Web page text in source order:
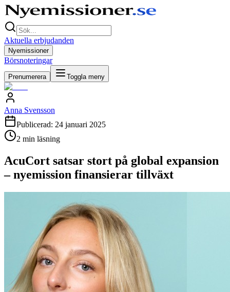
Aktuella erbjudanden
Nyemissioner
Börsnoteringar
Prenumerera Toggla meny
Anna Svensson
Publicerad: 24 januari 2025
2 min läsning
AcuCort satsar stort på global expansion
– nyemission finansierar tillväxt